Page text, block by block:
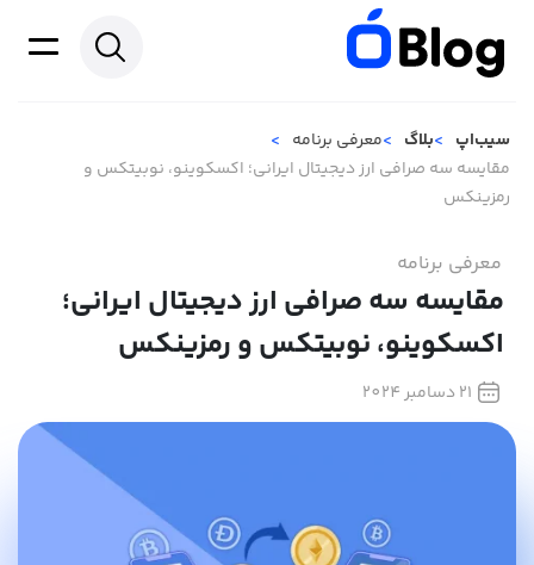
سیب‌اپ بلاگ
معرفی برنامه
مقایسه سه صرافی ارز دیجیتال ایرانی؛ اکسکوینو، نوبیتکس و
رمزینکس
معرفی برنامه
مقایسه سه صرافی ارز دیجیتال ایرانی؛
اکسکوینو، نوبیتکس و رمزینکس
21 دسامبر 2024